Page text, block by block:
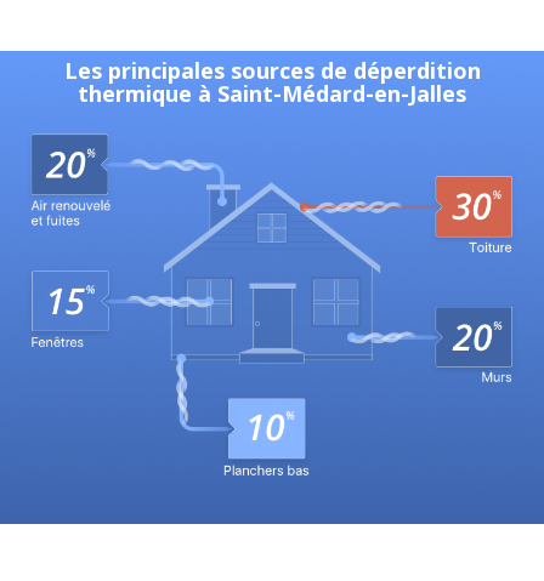
Les principales sources de déperdition
thermique à Saint-Médard-en-Jalles